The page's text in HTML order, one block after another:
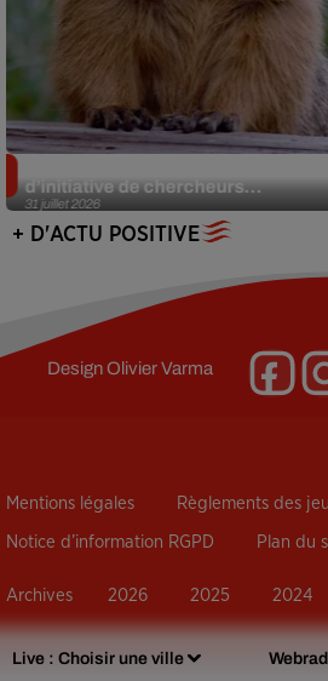
Live : Choisir une ville
31 juillet 2026
d’initiative de chercheurs...
+ D'ACTU POSITIVE
DesignOlivier Varma
Mentions légales Règlements des
Notice d’information RGPD Plan du
Archives 2026 2025 2024